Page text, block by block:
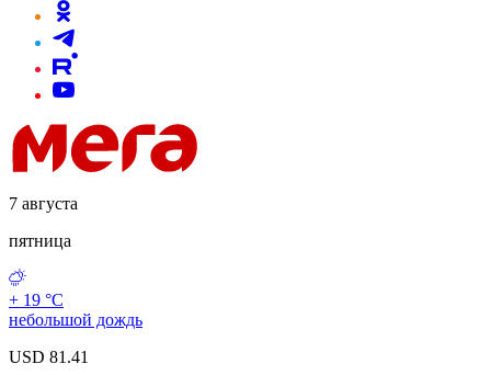
7 августа
пятница
+ 19 °С
небольшой дождь
USD 81.41